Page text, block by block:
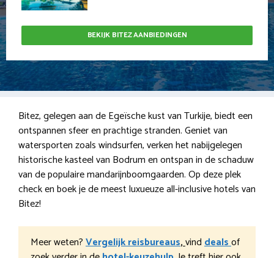
BEKIJK BITEZ AANBIEDINGEN
Bitez, gelegen aan de Egeïsche kust van Turkije, biedt een
ontspannen sfeer en prachtige stranden. Geniet van
watersporten zoals windsurfen, verken het nabijgelegen
historische kasteel van Bodrum en ontspan in de schaduw
van de populaire mandarijnboomgaarden. Op deze plek
check en boek je de meest luxueuze all-inclusive hotels van
Bitez!
Meer weten?Vergelijk reisbureaus,vinddealsof